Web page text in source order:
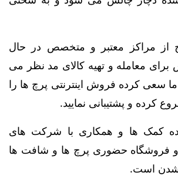
از مراکز معتبر و متخصص در حال
معامله و تهیه کالای مد نظر می
سعی کرده فروش اینترنتی پرچ ها را
کرده و پشتیبانی نمایید.
کمک ها و همکاری با شرکت های
فروشگاه حضوری پرچ ها و شافت ها
شدن است.